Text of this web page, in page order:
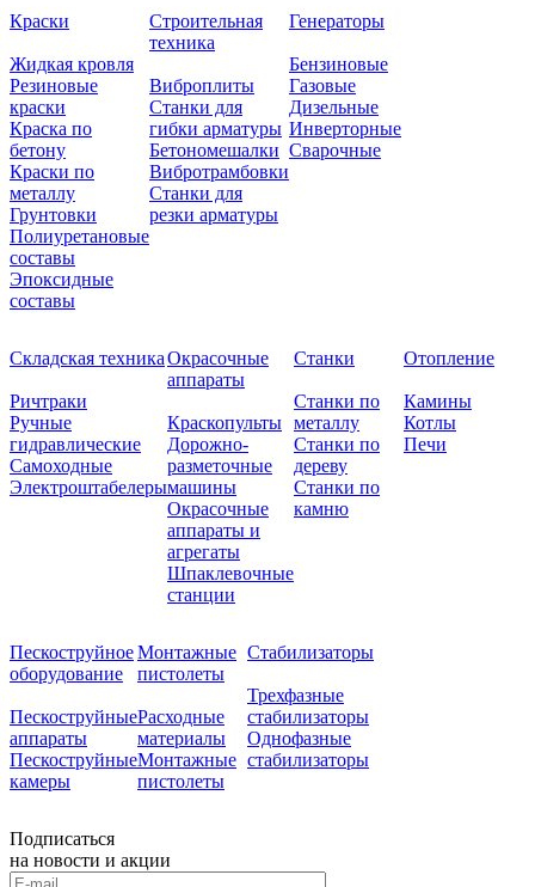
Краски
Жидкая кровля
Резиновые
краски
Краска по
бетону
Краски по
металлу
Грунтовки
Полиуретановые
составы
Эпоксидные
составы
Строительная
техника
Виброплиты
Станки для
гибки арматуры
Бетономешалки
Вибротрамбовки
Станки для
резки арматуры
Генераторы
Бензиновые
Газовые
Дизельные
Инверторные
Сварочные
Складская техника
Ричтраки
Ручные
гидравлические
Самоходные
Электроштабелеры
Окрасочные
аппараты
Краскопульты
Дорожно-
разметочные
машины
Окрасочные
аппараты и
агрегаты
Шпаклевочные
станции
Станки
Станки по
металлу
Станки по
дереву
Станки по
камню
Отопление
Камины
Котлы
Печи
Пескоструйное
оборудование
Пескоструйные
аппараты
Пескоструйные
камеры
Монтажные
пистолеты
Расходные
материалы
Монтажные
пистолеты
Стабилизаторы
Трехфазные
стабилизаторы
Однофазные
стабилизаторы
Подписаться
на новости и акции